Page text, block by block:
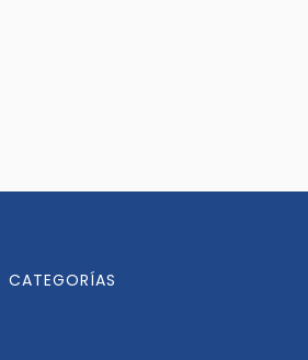
CATEGORÍAS